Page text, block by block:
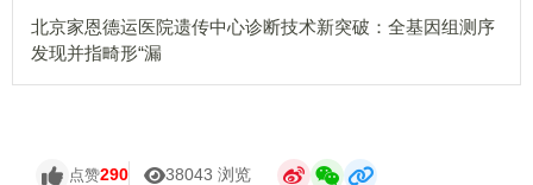
北京家恩德运医院遗传中心诊断技术新突破：全基因组测序
发现并指畸形“漏
点赞290 38043 浏览